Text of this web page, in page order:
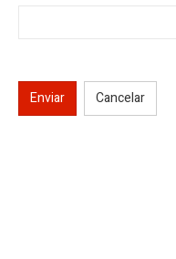
Enviar Cancelar